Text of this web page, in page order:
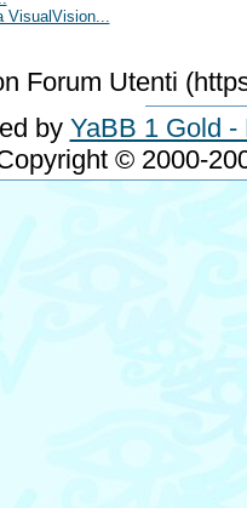
VisualVision...
Forum Utenti
by YaBB 1 Gold -
© 2000-